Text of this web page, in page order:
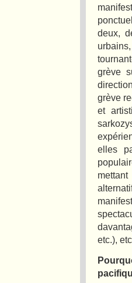
deux,
grève
grève
et
elles
etc.),